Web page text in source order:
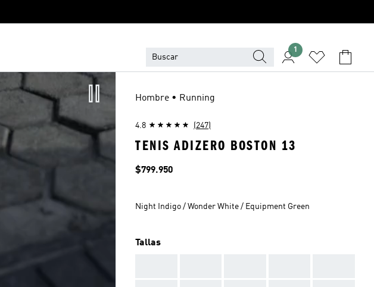
1
Hombre • Running
4.8 (247)
TENIS ADIZERO BOSTON 13
Precio
$799.950
Night Indigo / Wonder White / Equipment Green
Tallas